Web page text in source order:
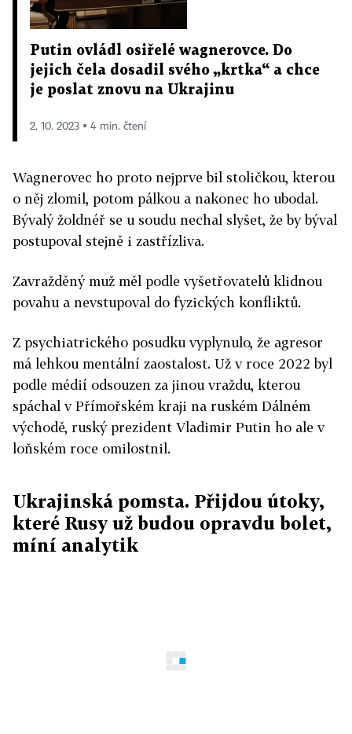
Putin ovládl osiřelé wagnerovce. Do
jejich čela dosadil svého „krtka“ a chce
je poslat znovu na Ukrajinu
2. 10. 2023 ▪ 4 min. čtení
Wagnerovec ho proto nejprve bil stoličkou, kterou
o něj zlomil, potom pálkou a nakonec ho ubodal.
Bývalý žoldnéř se u soudu nechal slyšet, že by býval
postupoval stejně i zastřízliva.
Zavražděný muž měl podle vyšetřovatelů klidnou
povahu a nevstupoval do fyzických konfliktů.
Z psychiatrického posudku vyplynulo, že agresor
má lehkou mentální zaostalost. Už v roce 2022 byl
podle médií odsouzen za jinou vraždu, kterou
spáchal v Přímořském kraji na ruském Dálném
východě, ruský prezident Vladimir Putin ho ale v
loňském roce omilostnil.
Ukrajinská pomsta. Přijdou útoky,
které Rusy už budou opravdu bolet,
míní analytik